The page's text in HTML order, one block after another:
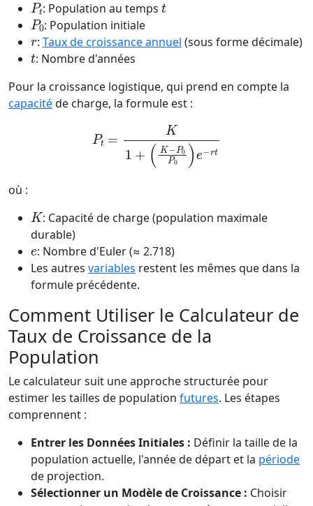
: Population au temps
P0
: Population initiale
r
: Taux de croissance annuel (sous forme décimale)
t
: Nombre d'années
Pour la croissance logistique, qui prend en compte la
capacitéde charge, la formule est :
0P
où :
K
: Capacité de charge (population maximale
durable)
e
: Nombre d'Euler (≈ 2.718)
Les autres variables restent les mêmes que dans la
formule précédente.
Comment Utiliser le Calculateur de
Taux de Croissance de la
Population
Le calculateur suit une approche structurée pour
estimer les tailles de population futures. Les étapes
comprennent :
Entrer les Données Initiales : Définir la taille de la
population actuelle, l'année de départ et la période
de projection.
Sélectionner un Modèle de Croissance : Choisir